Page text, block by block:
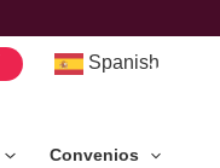
Spanish
Convenios